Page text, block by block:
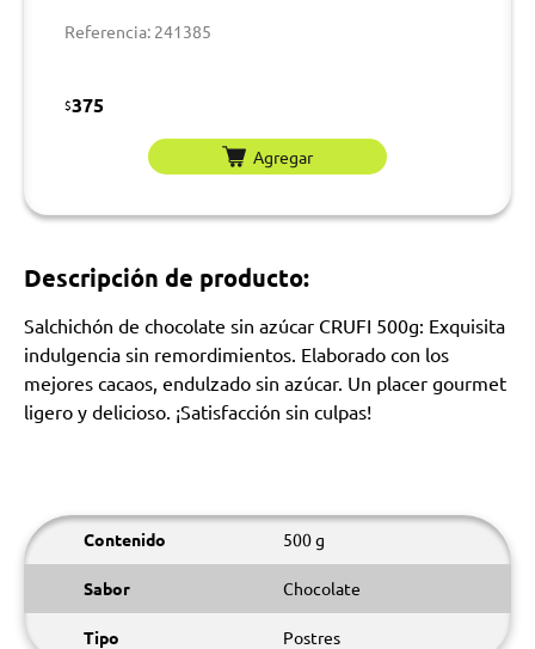
Referencia: 241385
$375
Agregar
Descripción de producto:
Salchichón de chocolate sin azúcar CRUFI 500g: Exquisita
indulgencia sin remordimientos. Elaborado con los
mejores cacaos, endulzado sin azúcar. Un placer gourmet
ligero y delicioso. ¡Satisfacción sin culpas!
Contenido 500 g
Sabor Chocolate
Tipo Postres